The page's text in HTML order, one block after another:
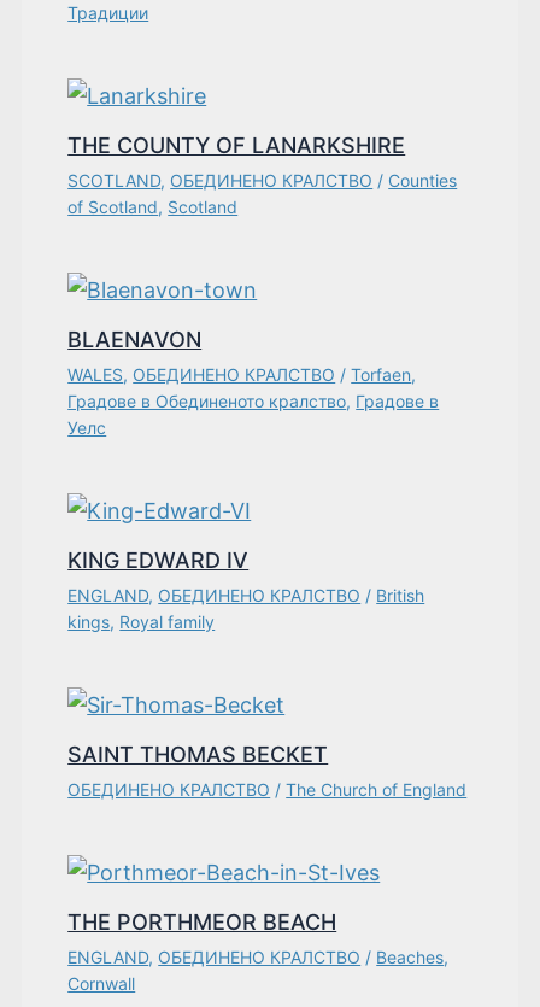
Традиции
THE COUNTY OF LANARKSHIRE
SCOTLAND, ОБЕДИНЕНО КРАЛСТВО / Counties
of Scotland, Scotland
BLAENAVON
WALES, ОБЕДИНЕНО КРАЛСТВО /Torfaen,
Градове в Обединеното кралство, Градове в
Уелс
KING EDWARD IV
ENGLAND, ОБЕДИНЕНО КРАЛСТВО / British
kings, Royal family
SAINT THOMAS BECKET
ОБЕДИНЕНО КРАЛСТВО /The Church of England
THE PORTHMEOR BEACH
ENGLAND, ОБЕДИНЕНО КРАЛСТВО / Beaches,
Cornwall